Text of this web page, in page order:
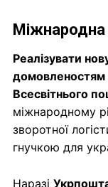
Міжнародна
Реалізувати
домовленостям
Всесвітнього
міжнародному
зворотної
гнучкою для
Наразі